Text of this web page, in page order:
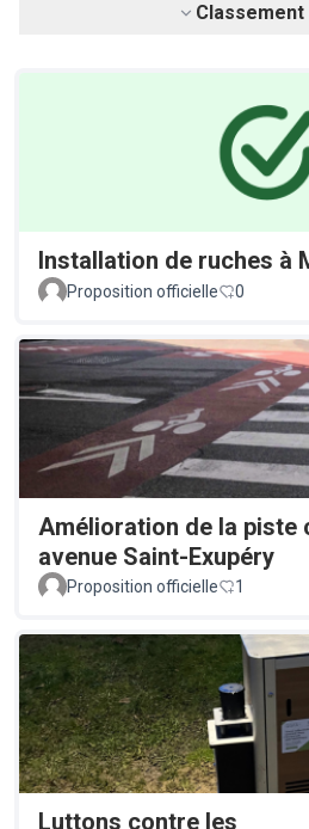
Installation de ruches à
Proposition officielle
0
Amélioration de la piste
avenue Saint-Exupéry
Proposition officielle 1
Luttons contre les